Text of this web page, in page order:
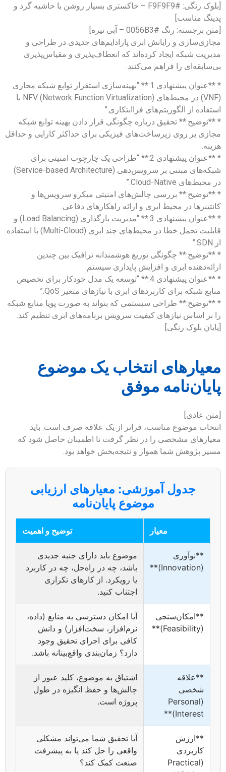
[بلوک رنگی: #F9F9F9 – خاکستری بسیار روشن با حاشیه گرد و
پدینگ مناسب]
[متن برجسته: رنگ #0056B3 – آبی تیره]
مجازی‌سازی و رایانش ابری پارادایم‌های جدیدی در طراحی و
مدیریت شبکه ایجاد کرده‌اند که انعطاف‌پذیری و مقیاس‌پذیری
بی‌سابقه‌ای را فراهم می‌کنند.
* **عنوان پیشنهادی 1:** “بهینه‌سازی استقرار توابع شبکه مجازی
(VNF) در محیط‌های NFV (Network Function Virtualization) با
استفاده از الگوریتم‌های فراابتکاری.”
* **توضیح:** تحقیق درباره چگونگی قرار دادن بهینه توابع شبکه
مجازی بر روی زیرساخت‌های فیزیکی برای حداکثر کارایی و حداقل
هزینه.
* **عنوان پیشنهادی 2:** “طراحی یک چارچوب امنیتی برای
شبکه‌های مبتنی بر سرویس‌دهی (Service-based Architecture)
در محیط‌های Cloud-Native.”
* **توضیح:** بررسی چالش‌های امنیتی میکرو سرویس‌ها و
کانتینرها در محیط ابری و ارائه راهکارهای دفاعی.
* **عنوان پیشنهادی 3:** “مدیریت بارگذاری (Load Balancing) و
قابلیت تحمل خطا در محیط‌های چند ابری (Multi-Cloud) با استفاده
از SDN.”
* **توضیح:** چگونگی توزیع هوشمندانه ترافیک بین چندین
ارائه‌دهنده ابری و افزایش پایداری سیستم.
* **عنوان پیشنهادی 4:** “توسعه یک مدل خودکار برای تخصیص
منابع شبکه برای کاربردهای ابری با نیازهای متغیر QoS.”
* **توضیح:** طراحی سیستمی که بتواند به صورت پویا منابع شبکه
را بر اساس نیازهای کیفیت سرویس برنامه‌های ابری تنظیم کند.
[پایان بلوک رنگی]
معیارهای انتخاب یک موضوع
پایان‌نامه موفق
[متن عادی]
انتخاب موضوع مناسب، فراتر از یک علاقه صرف است. باید
معیارهای مشخصی را در نظر گرفت تا اطمینان حاصل شود که
مسیر پژوهش شما هموار و نتیجه‌بخش خواهد بود.
جدول آموزشی: معیارهای ارزیابی
موضوع پایان‌نامه
معیار توضیح و اهمیت
**نوآوری
(Innovation)**
موضوع باید دارای جنبه جدیدی
باشد، چه در راه‌حل، چه در کاربرد
یا رویکرد. از کارهای تکراری
اجتناب کنید.
**امکان‌سنجی
(Feasibility)**
آیا امکان دسترسی به منابع (داده،
نرم‌افزار، سخت‌افزار) و دانش
کافی برای اجرای تحقیق وجود
دارد؟ زمان‌بندی واقع‌بینانه باشد.
**علاقه
شخصی
(Personal
Interest)**
اشتیاق به موضوع، کلید عبور از
چالش‌ها و حفظ انگیزه در طول
پروژه است.
**ارزش
کاربردی
(Practical
آیا تحقیق شما می‌تواند مشکلی
واقعی را حل کند یا به پیشرفت
صنعت کمک کند؟